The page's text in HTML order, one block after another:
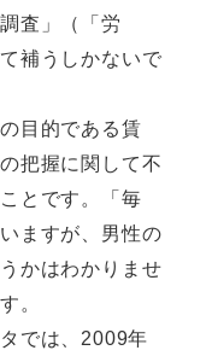
査」（「労
補うしかないで
目的である賃
把握に関して不
とです。「毎
ますが、男性の
かはわかりませ
。
では、2009年